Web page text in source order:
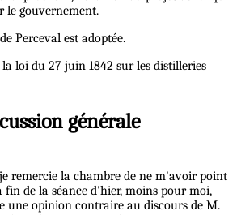
le gouvernement.
Perceval est adoptée.
loi du 27 juin 1842 sur les distilleries
générale
remercie la chambre de ne m'avoir point
fin de la séance d'hier, moins pour moi,
une opinion contraire au discours de M.